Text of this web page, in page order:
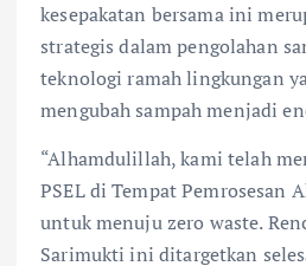
kesepakatan bersama ini
strategis dalam pengolahan
teknologi ramah lingkungan
mengubah sampah menjadi
“Alhamdulillah, kami telah
PSEL di Tempat Pemrosesan
untuk menuju zero waste.
Sarimukti ini ditargetkan